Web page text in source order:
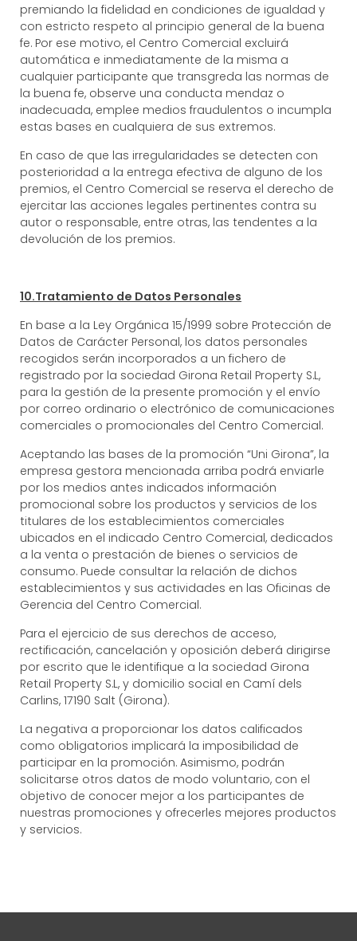
premiando la fidelidad en condiciones de igualdad y
con estricto respeto al principio general de la buena
fe. Por ese motivo, el Centro Comercial excluirá
automática e inmediatamente de la misma a
cualquier participante que transgreda las normas de
la buena fe, observe una conducta mendaz o
inadecuada, emplee medios fraudulentos o incumpla
estas bases en cualquiera de sus extremos.
En caso de que las irregularidades se detecten con
posterioridad a la entrega efectiva de alguno de los
premios, el Centro Comercial se reserva el derecho de
ejercitar las acciones legales pertinentes contra su
autor o responsable, entre otras, las tendentes a la
devolución de los premios.
10.Tratamiento de Datos Personales
En base a la Ley Orgánica 15/1999 sobre Protección de
Datos de Carácter Personal, los datos personales
recogidos serán incorporados a un fichero de
registrado por la sociedad Girona Retail Property S.L,
para la gestión de la presente promoción y el envío
por correo ordinario o electrónico de comunicaciones
comerciales o promocionales del Centro Comercial.
Aceptando las bases de la promoción “Uni Girona”, la
empresa gestora mencionada arriba podrá enviarle
por los medios antes indicados información
promocional sobre los productos y servicios de los
titulares de los establecimientos comerciales
ubicados en el indicado Centro Comercial, dedicados
a la venta o prestación de bienes o servicios de
consumo. Puede consultar la relación de dichos
establecimientos y sus actividades en las Oficinas de
Gerencia del Centro Comercial.
Para el ejercicio de sus derechos de acceso,
rectificación, cancelación y oposición deberá dirigirse
por escrito que le identifique a la sociedad Girona
Retail Property S.L, y domicilio social en Camí dels
Carlins, 17190 Salt (Girona).
La negativa a proporcionar los datos calificados
como obligatorios implicará la imposibilidad de
participar en la promoción. Asimismo, podrán
solicitarse otros datos de modo voluntario, con el
objetivo de conocer mejor a los participantes de
nuestras promociones y ofrecerles mejores productos
y servicios.